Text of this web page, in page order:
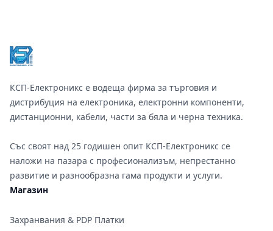
КСП-Електроникс е водеща фирма за търговия и
дистрибуция на електроника, електронни компоненти,
дистанционни, кабели, части за бяла и черна техника.
Със своят над 25 годишен опит КСП-Електроникс се
наложи на пазара с професионализъм, непрестанно
развитие и разнообразна гама продукти и услуги.
Магазин
Захранвания & PDP Платки